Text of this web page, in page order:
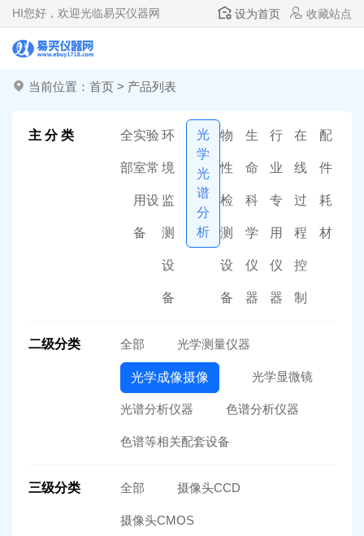
HI您好，欢迎光临易买仪器网 设为首页 收藏站点
当前位置： 首页 > 产品列表
主 分 类 全
部
实验
室常
用设
备
环
境
监
测
设
备
光
学
光
谱
分
析
物
性
检
测
设
备
生
命
科
学
仪
器
行
业
专
用
仪
器
在
线
过
程
控
制
配
件
耗
材
二级分类 全部 光学测量仪器
光学成像摄像 光学显微镜
光谱分析仪器 色谱分析仪器
色谱等相关配套设备
三级分类 全部 摄像头CCD
摄像头CMOS